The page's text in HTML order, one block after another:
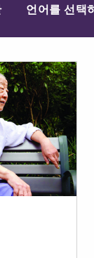
언어를 선택